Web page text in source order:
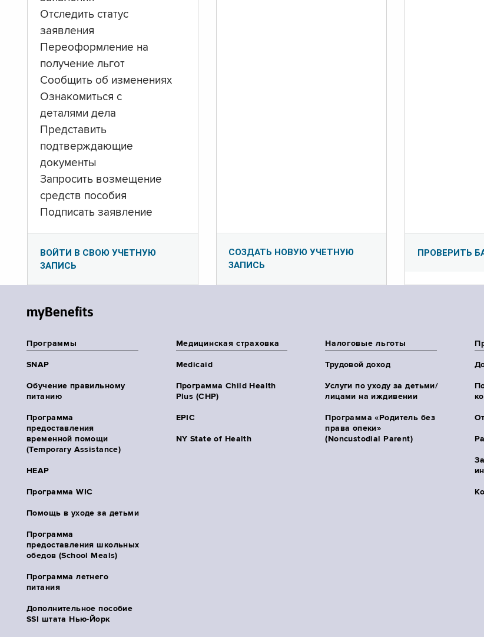
Отследить статус
заявления
Переоформление на
получение льгот
Сообщить об изменениях
Ознакомиться с
деталями дела
Представить
подтверждающие
документы
Запросить возмещение
средств пособия
Подписать заявление
ВОЙТИ В СВОЮ УЧЕТНУЮ
ЗАПИСЬ
СОЗДАТЬ НОВУЮ УЧЕТНУЮ
ЗАПИСЬ
ПРОВЕРИТЬ
myBenefits
Программы
SNAP
Обучение правильному
питанию
Программа
предоставления
временной помощи
(Temporary Assistance)
HEAP
Программа WIC
Помощь в уходе за детьми
Программа
предоставления школьных
обедов (School Meals)
Программа летнего
питания
Дополнительное пособие
SSI штата Нью-Йорк
Медицинская страховка
Medicaid
Программа Child Health
Plus (CHP)
EPIC
NY State of Health
Налоговые льготы
Трудовой доход
Услуги по уходу за детьми/
лицами на иждивении
Программа «Родитель без
права опеки»
(Noncustodial Parent)